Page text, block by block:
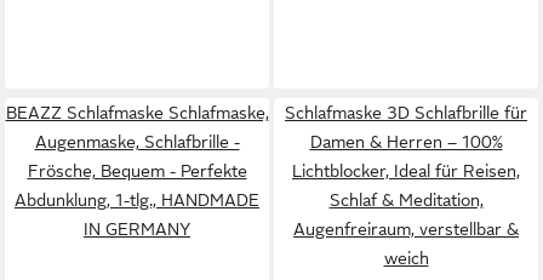
BEAZZ Schlafmaske Schlafmaske,
Augenmaske, Schlafbrille -
Frösche, Bequem - Perfekte
Abdunklung, 1-tlg., HANDMADE
IN GERMANY
Schlafmaske 3D Schlafbrille für
Damen & Herren – 100%
Lichtblocker, Ideal für Reisen,
Schlaf & Meditation,
Augenfreiraum, verstellbar &
weich